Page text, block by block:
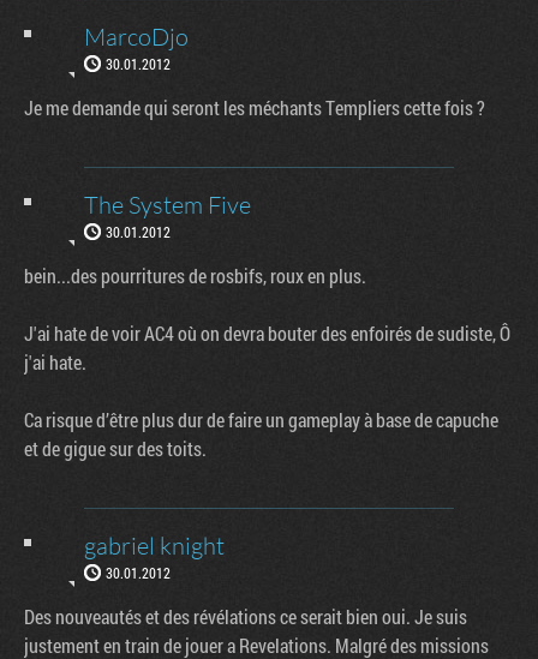
MarcoDjo
30.01.2012
Je me demande qui seront les méchants Templiers cette fois ?
The System Five
30.01.2012
bein...des pourritures de rosbifs, roux en plus.
J'ai hate de voir AC4 où on devra bouter des enfoirés de sudiste, Ô
j'ai hate.
Ca risque d’être plus dur de faire un gameplay à base de capuche
et de gigue sur des toits.
gabriel knight
30.01.2012
Des nouveautés et des révélations ce serait bien oui. Je suis
justement en train de jouer a Revelations. Malgré des missions